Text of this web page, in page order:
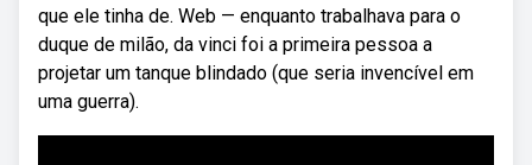
que ele tinha de. Web — enquanto trabalhava para o
duque de milão, da vinci foi a primeira pessoa a
projetar um tanque blindado (que seria invencível em
uma guerra).